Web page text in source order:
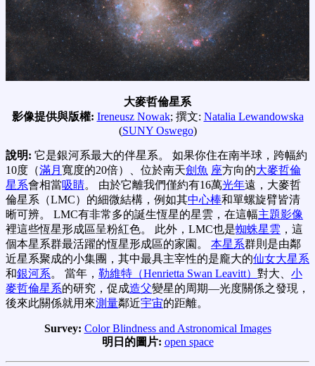
大麥哲倫星系
影像提供與版權: Ireneusz Nowak; 撰文: Natalia Lewandowska
(SUNY Oswego)
說明: 它是銀河系最大的伴星系。 如果你住在南半球，跨幅約
10度（滿月 寬度的20倍）、位於南天劍魚 座方向的大麥哲倫
星系會相當吸睛。 由於它離我們僅約有16萬光年遠，大麥哲
倫星系（LMC）的細微結構，例如其中心棒和單螺旋臂皆清
晰可辨。 LMC有非常多的誕生恆星的星雲，在這幅主題影像
裡這些恆星形成區呈粉紅色。 此外，LMC也是蜘蛛星雲 ，這
個本星系群最活躍的恆星形成區的家園。 本星系群則是由鄰
近星系聚成的小集團，其中最具主宰性的是龐大的仙女大星系
和銀河系。 當年， 勒維特（Henrietta Swan Leavitt） 對大、 小
麥哲倫星系的研究，促成造父變星的周期—光度關係之發現，
後來此關係就用來測量鄰近宇宙的距離。
Survey: Color Blindness and Astronomical Images
明日的圖片: open space